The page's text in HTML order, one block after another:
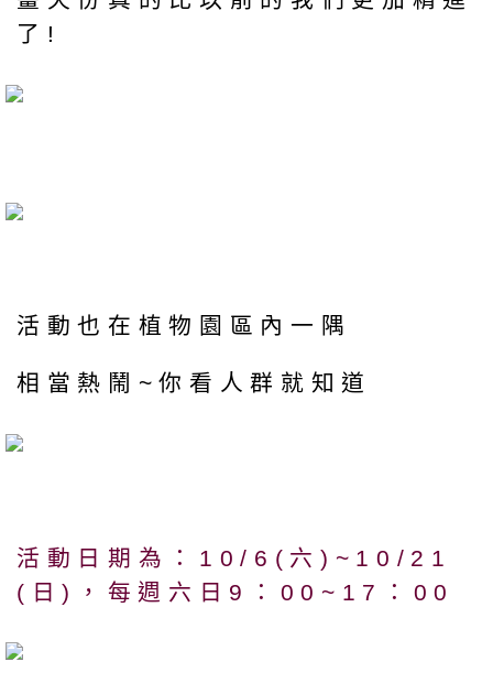
了!
活動也在植物園區內一隅
相當熱鬧~你看人群就知道
活動日期為：10/6(六)~10/21
(日)，每週六日9：00~17：00